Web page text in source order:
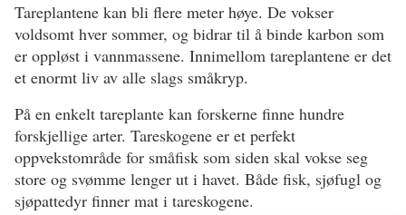
Tareplantene kan bli flere meter høye. De vokser
voldsomt hver sommer, og bidrar til å binde karbon som
er oppløst i vannmassene. Innimellom tareplantene er det
et enormt liv av alle slags småkryp.
På en enkelt tareplante kan forskerne finne hundre
forskjellige arter. Tareskogene er et perfekt
oppvekstområde for småfisk som siden skal vokse seg
store og svømme lenger ut i havet. Både fisk, sjøfugl og
sjøpattedyr finner mat i tareskogene.